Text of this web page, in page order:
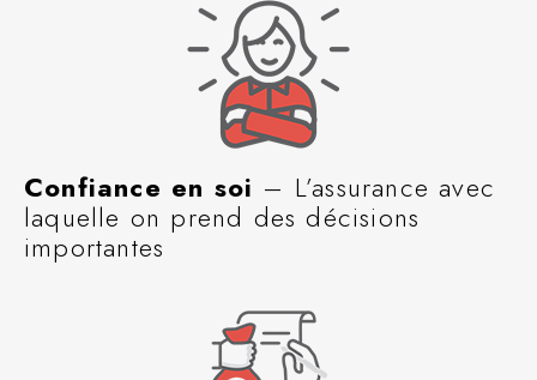
Confiance en soi – L’assurance avec
laquelle on prend des décisions
importantes